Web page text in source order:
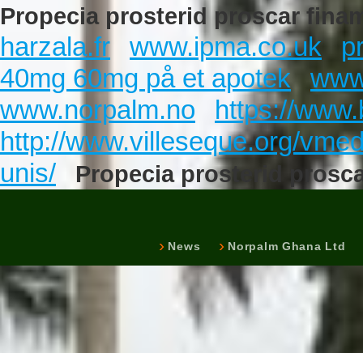
Propecia prosterid proscar
harzala.fr www.ipma.co.uk
40mg 60mg på et apotek
www.norpalm.no
https://
http://www.villeseque.org/
unis/
Propecia prosterid
News Norpalm Ghana Ltd